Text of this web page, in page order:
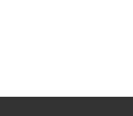
der Beiträge